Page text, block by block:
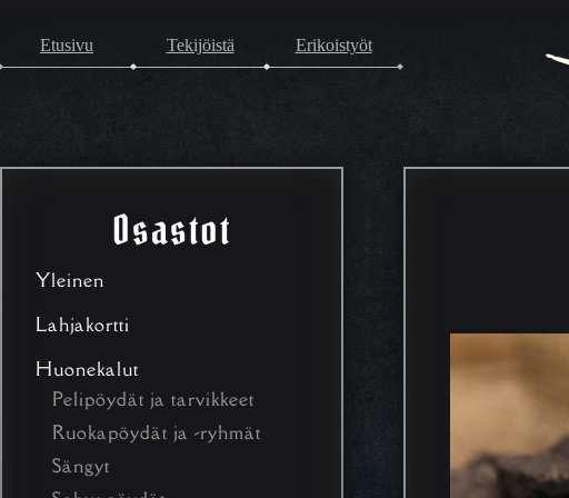
Etusivu Tekijöistä Erikoistyöt
Osastot
Yleinen
Lahjakortti
Huonekalut
Pelipöydät ja tarvikkeet
Ruokapöydät ja -ryhmät
Sängyt